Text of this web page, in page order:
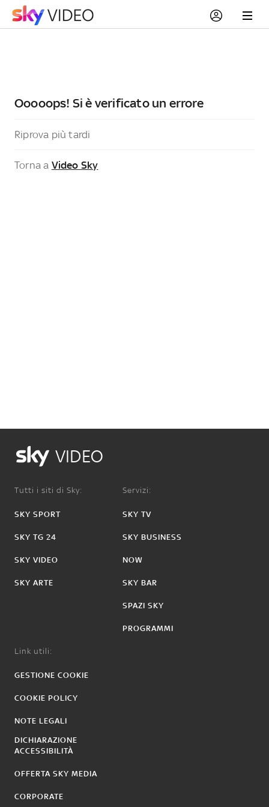
Ooooops! Si è verificato un errore
Riprova più tardi
Torna a Video Sky
VIDEO
Tutti i siti di Sky:
SKY SPORT
SKY TG 24
SKY VIDEO
SKY ARTE
Servizi:
SKY TV
SKY BUSINESS
NOW
SKY BAR
SPAZI SKY
PROGRAMMI
Link utili:
GESTIONE COOKIE
COOKIE POLICY
NOTE LEGALI
DICHIARAZIONE
ACCESSIBILITÀ
OFFERTA SKY MEDIA
CORPORATE